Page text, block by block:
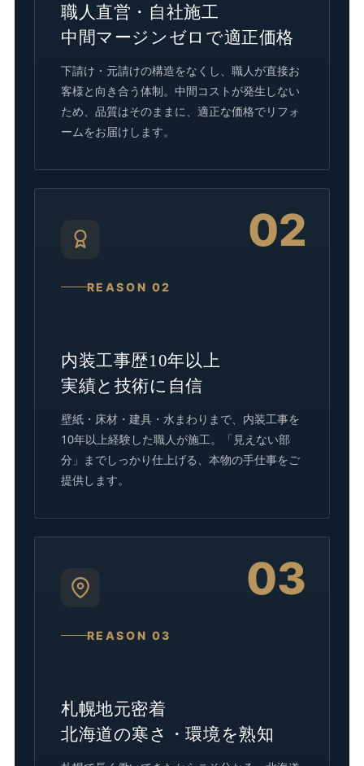
職人直営・自社施工
中間マージンゼロで適正価格
下請け・元請けの構造をなくし、職人が直接お
客様と向き合う体制。中間コストが発生しない
ため、品質はそのままに、適正な価格でリフォ
ームをお届けします。
02
REASON 02
内装工事歴10年以上
実績と技術に自信
壁紙・床材・建具・水まわりまで、内装工事を
10年以上経験した職人が施工。「見えない部
分」までしっかり仕上げる、本物の手仕事をご
提供します。
03
REASON 03
札幌地元密着
北海道の寒さ・環境を熟知